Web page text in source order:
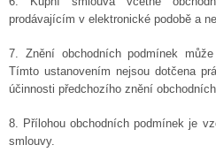
prodávajícím v elektronické podobě a
7. Znění obchodních podmínek
Tímto ustanovením nejsou dotčena
účinnosti předchozího znění
8. Přílohou obchodních podmínek je
smlouvy.